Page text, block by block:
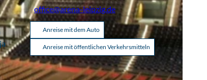
office@arena-leipzig.de
Anreise mit dem Auto
Anreise mit öffentlichen Verkehrsmitteln